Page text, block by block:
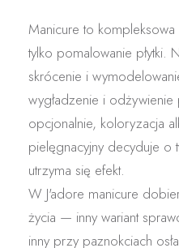
Manicure to
tylko pomalowanie płytki.
skrócenie i
wygładzenie i
opcjonalnie, koloryzacja
pielęgnacyjny decyduje o
utrzyma się efekt.
W J'adore manicure
życia — inny wariant
inny przy paznokciach